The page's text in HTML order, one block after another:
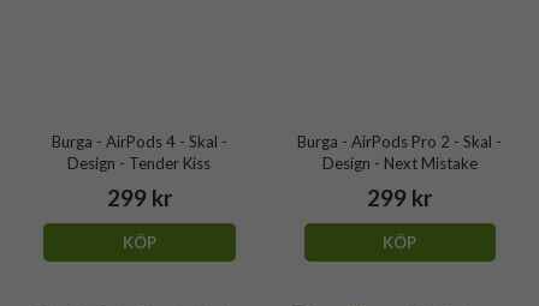
Burga - AirPods 4 - Skal -
Design - Tender Kiss
299 kr
KÖP
Burga - AirPods Pro 2 - Skal -
Design - Next Mistake
299 kr
KÖP